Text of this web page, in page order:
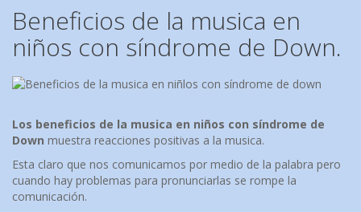
Beneficios de la musica en
niños con síndrome de Down.
Los beneficios de la musica en niños con síndrome de
Down muestra reacciones positivas a la musica.
Esta claro que nos comunicamos por medio de la palabra pero
cuando hay problemas para pronunciarlas se rompe la
comunicación.